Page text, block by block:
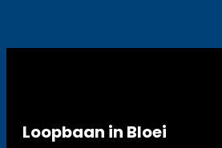
Loopbaan in Bloei